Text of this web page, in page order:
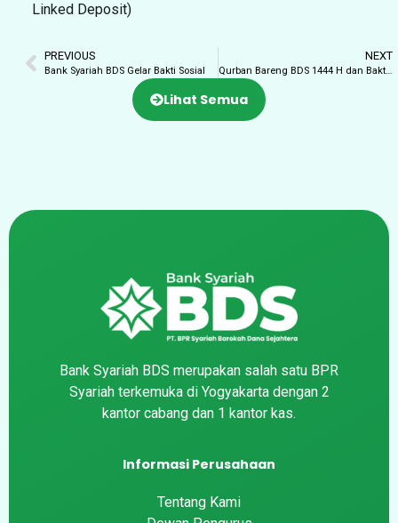
Linked Deposit)
PREVIOUS
Bank Syariah BDS Gelar Bakti Sosial
NEXT
Qurban Bareng BDS 1444 H dan Bakti Sosial kembali Hadir
Lihat Semua
Bank Syariah BDS merupakan salah satu BPR
Syariah terkemuka di Yogyakarta dengan 2
kantor cabang dan 1 kantor kas.
Informasi Perusahaan
Tentang Kami